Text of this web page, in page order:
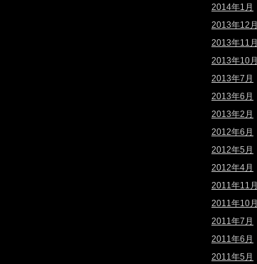
2014年1月
2013年12月
2013年11月
2013年10月
2013年7月
2013年6月
2013年2月
2012年6月
2012年5月
2012年4月
2011年11月
2011年10月
2011年7月
2011年6月
2011年5月